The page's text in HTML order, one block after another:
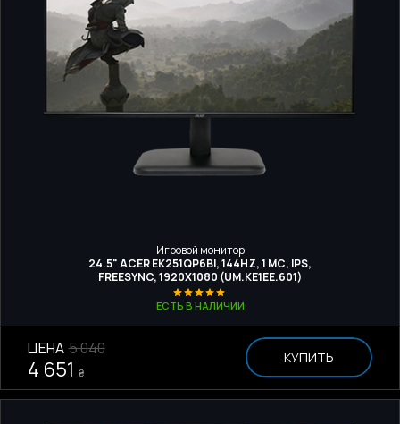
Игровой монитор
24.5" ACER EK251QP6BI, 144HZ, 1 МС, IPS,
FREESYNC, 1920X1080 (UM.KE1EE.601)
ЕСТЬ В НАЛИЧИИ
ЦЕНА 5 040
4 651 ₴
КУПИТЬ